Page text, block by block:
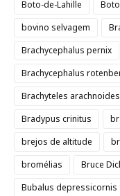
Boto-de-Lahille
bovino selvagem
Brachycephalus pernix
Brachycephalus
Brachyteles arachnoides
Bradypus crinitus
brejos de altitude
bromélias
Bruce
Bubalus depressicornis